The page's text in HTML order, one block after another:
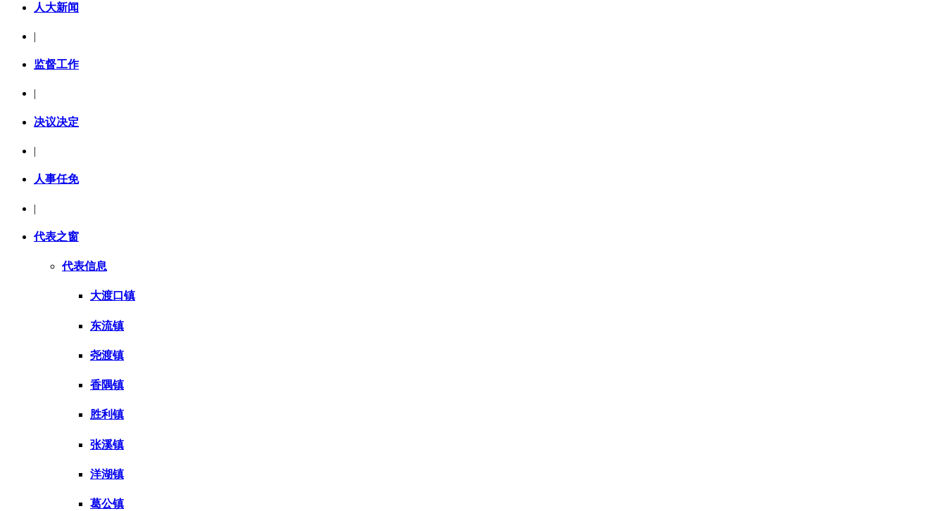
人大新闻
|
监督工作
决议决定
|
人事任免
|
代表之窗
代表信息
大渡口镇
东流镇
尧渡镇
香隅镇
胜利镇
张溪镇
洋湖镇
葛公镇